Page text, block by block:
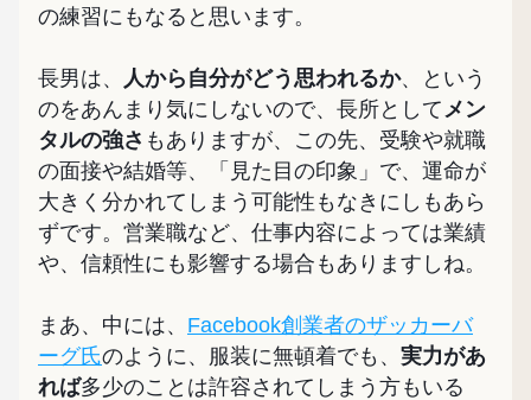
の練習にもなると思います。
長男は、 人から自分がどう思われるか、という
のをあんまり気にしないので、長所としてメン
タルの強さ もありますが、この先、受験や就職
の面接や結婚等、「見た目の印象」で、運命が
大きく分かれてしまう可能性もなきにしもあら
ずです。営業職など、仕事内容によっては業績
や、信頼性にも影響する場合もありますしね。
まあ、中には、 Facebook創業者のザッカーバ
ーグ氏のように、服装に無頓着でも、 実力があ
れば多少のことは許容されてしまう方もいる